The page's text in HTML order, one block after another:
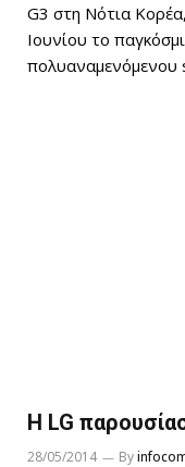
G3 στη Νότια Κορέα,
Ιουνίου το
πολυαναμενόμενου
Η LG
28/05/2014 By